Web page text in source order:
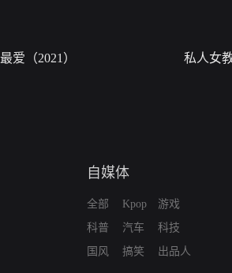
最爱（2021） 私人女
自媒体
全部
科普
国风
Kpop
汽车
搞笑
游戏
科技
出品人